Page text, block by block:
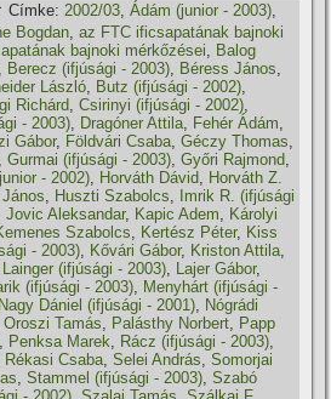
Címke: 2002/03,Ádám (junior - 2003),
Bogdan ,az FTC ificsapatának bajnoki
bajnoki mérkőzései
Balog
Berecz (ifjúsági - 2003) Béress János
László Butz (ifjúsági - 2002)
Richárd ,Csirinyi (ifjúsági - 2002)
- 2003)
Dragóner Attila Fehér Ádám
Gábor, Földvári Csaba ,Géczy Thomas
,Gurmai (ifjúsági - 2003) ,Győri Rajmond
- 2002) Horváth Dávid
Horváth Z.
Huszti Szabolcs
Imrik R. (ifjúsági
,Jovic Aleksandar, Kapic Adem
Károlyi
Szabolcs Kertész Péter, Kiss
- 2003) Kővári Gábor, Kriston Attila
Lainger (ifjúsági - 2003) Lajer Gábor,
(ifjúsági - 2003)
Menyhárt (ifjúsági -
Nagy Dániel (ifjúsági - 2001)
Nógrádi
,Oroszi Tamás Palásthy Norbert
Papp
Penksa Marek Rácz (ifjúsági - 2003)
Rékasi Csaba ,Selei András ,Somorjai
,Stammel (ifjúsági - 2003) ,Szabó